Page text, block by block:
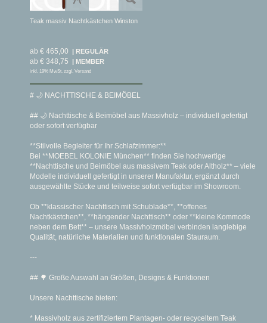
Teak massiv Nachtkästchen Winston
ab € 465,00
ab € 348,75
inkl. 19% MwSt. zzgl. Versand
# 🌙 NACHTTISCHE & BEIMÖBEL
## 🌙 Nachttische & Beimöbel aus Massivholz – individuell gefertigt
oder sofort verfügbar
**Stilvolle Begleiter für Ihr Schlafzimmer:**
Bei **MOEBEL KOLONIE München** finden Sie hochwertige
**Nachttische und Beimöbel aus massivem Teak oder Altholz** – viele
Modelle individuell gefertigt in unserer Manufaktur, ergänzt durch
ausgewählte Stücke und teilweise sofort verfügbar im Showroom.
Ob **klassischer Nachttisch mit Schublade**, **offenes
Nachtkästchen**, **hängender Nachttisch** oder **kleine Kommode
neben dem Bett** – unsere Massivholzmöbel verbinden langlebige
Qualität, natürliche Materialien und funktionalen Stauraum.
---
## 🌳 Große Auswahl an Größen, Designs & Funktionen
Unsere Nachttische bieten:
* Massivholz aus zertifiziertem Plantagen- oder recyceltem Teak